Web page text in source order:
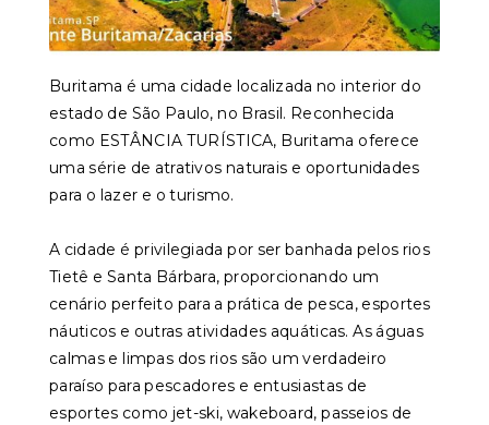
Buritama é uma cidade localizada no interior do
estado de São Paulo, no Brasil. Reconhecida
como ESTÂNCIA TURÍSTICA, Buritama oferece
uma série de atrativos naturais e oportunidades
para o lazer e o turismo.
A cidade é privilegiada por ser banhada pelos rios
Tietê e Santa Bárbara, proporcionando um
cenário perfeito para a prática de pesca, esportes
náuticos e outras atividades aquáticas. As águas
calmas e limpas dos rios são um verdadeiro
paraíso para pescadores e entusiastas de
esportes como jet-ski, wakeboard, passeios de